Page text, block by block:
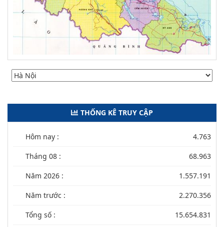
THỐNG KÊ TRUY CẬP
Hôm nay : 4.763
Tháng 08 : 68.963
Năm 2026 : 1.557.191
Năm trước : 2.270.356
Tổng số : 15.654.831